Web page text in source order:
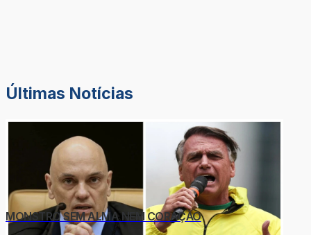
Últimas Notícias
MONSTRO SEM ALMA NEM CORAÇÃO